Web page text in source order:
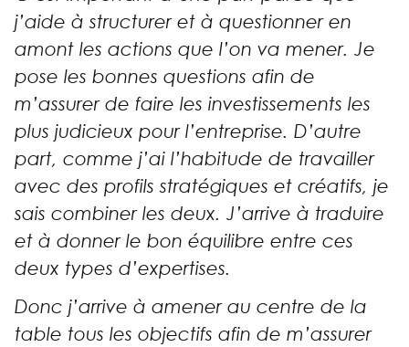
j’aide à structurer et à questionner en
amont les actions que l’on va mener. Je
pose les bonnes questions afin de
m’assurer de faire les investissements les
plus judicieux pour l’entreprise. D’autre
part, comme j’ai l’habitude de travailler
avec des profils stratégiques et créatifs, je
sais combiner les deux. J’arrive à traduire
et à donner le bon équilibre entre ces
deux types d’expertises.
Donc j’arrive à amener au centre de la
table tous les objectifs afin de m’assurer